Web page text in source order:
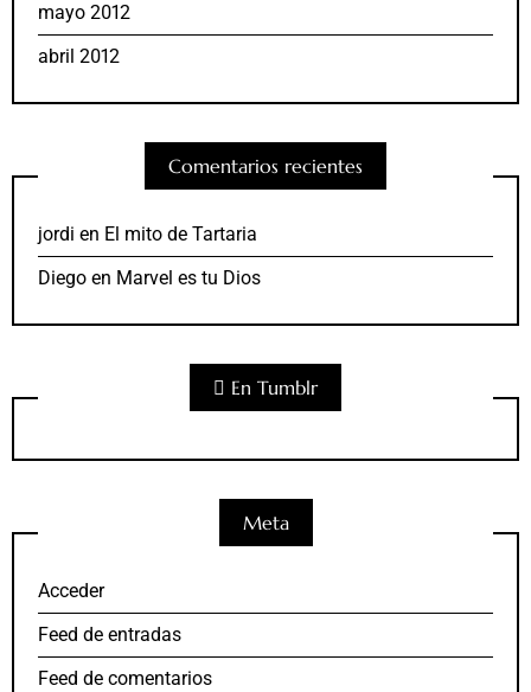
mayo 2012
abril 2012
Comentarios recientes
jordi en El mito de Tartaria
Diego en Marvel es tu Dios
En Tumblr
Meta
Acceder
Feed de entradas
Feed de comentarios